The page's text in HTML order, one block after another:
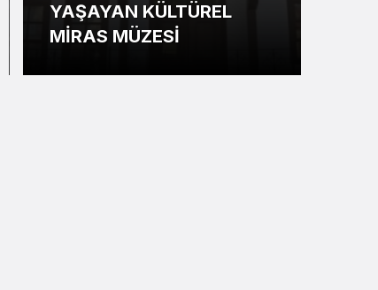
YAŞAYAN KÜLTÜREL
MİRAS MÜZESİ